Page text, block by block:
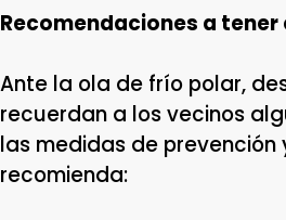
Recomendaciones a tener
Ante la ola de frío polar,
recuerdan a los vecinos
las medidas de prevención
recomienda: